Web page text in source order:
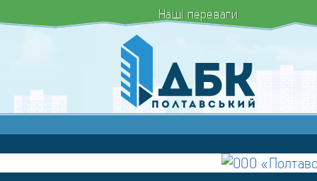
Наші переваги
Корисна інформація
Юридична
Документи про введення будинку в
Вакансії
Контакти